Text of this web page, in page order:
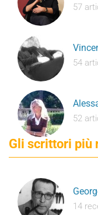
57
54
52
Gli scrittori più
14